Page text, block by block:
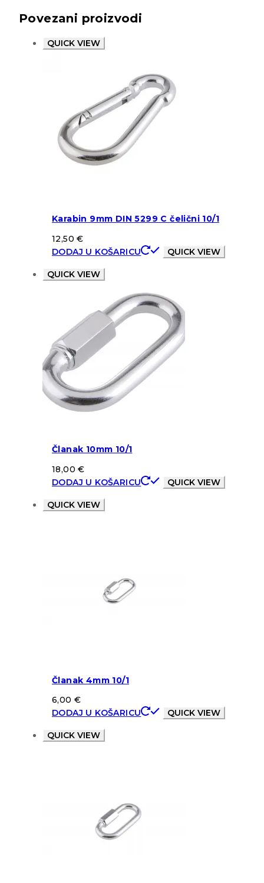
Povezani proizvodi
QUICK VIEW
Karabin 9mm DIN 5299 C čelični 10/1
12,50€
DODAJ U KOŠARICU
QUICK VIEW
QUICK VIEW
Članak 10mm 10/1
18,00€
DODAJ U KOŠARICU
QUICK VIEW
QUICK VIEW
Članak 4mm 10/1
6,00 €
DODAJ U KOŠARICU
QUICK VIEW
QUICK VIEW